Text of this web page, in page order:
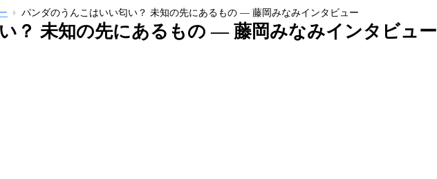
パンダのうんこはいい匂い？ 未知の先にあるもの ― 藤岡みなみインタビュー
？ 未知の先にあるもの ― 藤岡みなみインタビュー